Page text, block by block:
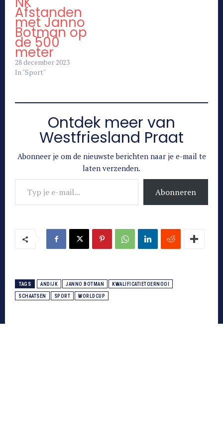
Afstanden
met Janno
Botman op
de 500
meter
28 december 2023
In "Sport"
Ontdek meer van
Westfriesland Praat
Abonneer je om de nieuwste berichten naar je e-mail te
laten verzenden.
Typ je e-mail...
Abonneren
TAGS ANDIJK JANNO BOTMAN KWALIFICATIETOERNOOI
SCHAATSEN SPORT WORLDCUP